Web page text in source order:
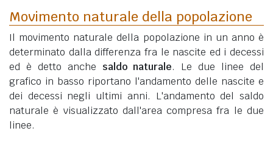
Movimento naturale della popolazione
Il movimento naturale della popolazione in un anno è
determinato dalla differenza fra le nascite ed i decessi
ed è detto anche saldo naturale. Le due linee del
grafico in basso riportano l'andamento delle nascite e
dei decessi negli ultimi anni. L'andamento del saldo
naturale è visualizzato dall'area compresa fra le due
linee.